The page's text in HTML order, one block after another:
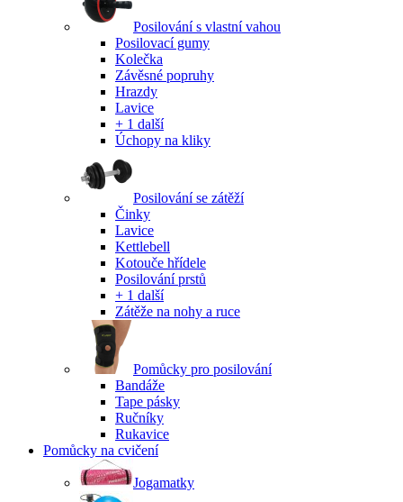
Posilování s vlastní vahou
Posilovací gumy
Kolečka
Závěsné popruhy
Hrazdy
Lavice
+ 1 další
Úchopy na kliky
Posilování se zátěží
Činky
Lavice
Kettlebell
Kotouče hřídele
Posilování prstů
+ 1 další
Zátěže na nohy a ruce
Pomůcky pro posilování
Bandáže
Tape pásky
Ručníky
Rukavice
Pomůcky na cvičení
Jogamatky